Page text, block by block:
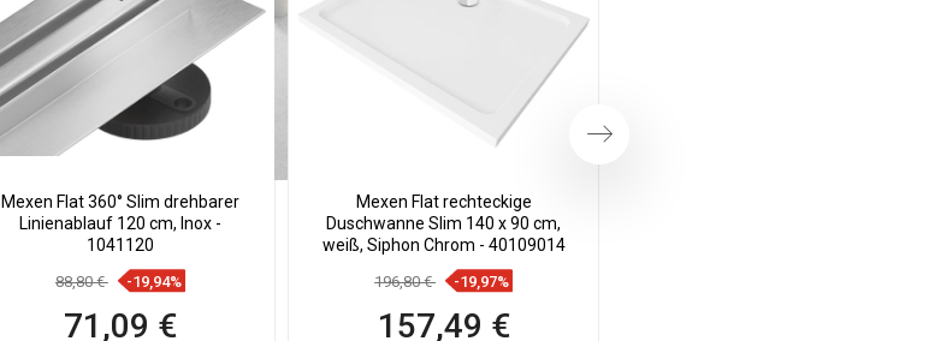
Mexen Flat 360° Slim drehbarer
Linienablauf 120 cm, Inox -
1041120
88,80 € -19,94%
71,09 €
Mexen Flat rechteckige
Duschwanne Slim 140 x 90 cm,
weiß, Siphon Chrom - 40109014
196,80 € -19,97%
157,49 €
Weiter